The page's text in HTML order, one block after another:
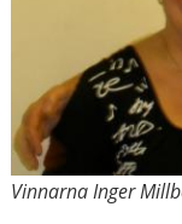
Vinnarna Inger